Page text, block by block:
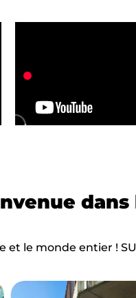
dans
et le monde entier !